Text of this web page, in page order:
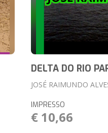
DELTA DO RIO
JOSÉ RAIMUNDO
IMPRESSO
€ 10,66